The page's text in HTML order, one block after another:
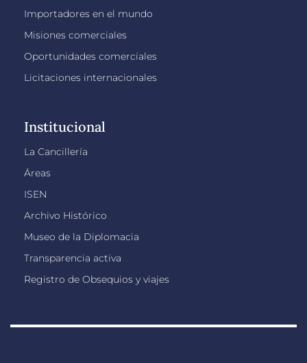
Importadores en el mundo
Misiones comerciales
Oportunidades comerciales
Licitaciones internacionales
Institucional
La Cancillería
Áreas
ISEN
Archivo Histórico
Museo de la Diplomacia
Transparencia activa
Registro de Obsequios y viajes